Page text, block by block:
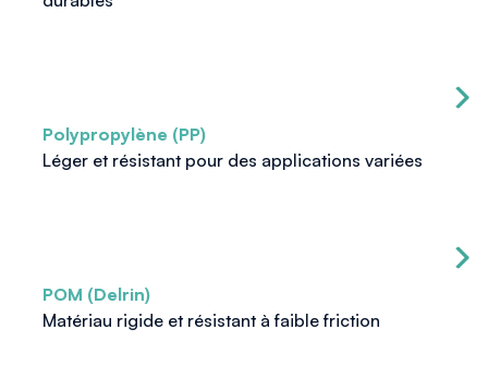
Polypropylène (PP)
Léger et résistant pour des applications variées
POM (Delrin)
Matériau rigide et résistant à faible friction